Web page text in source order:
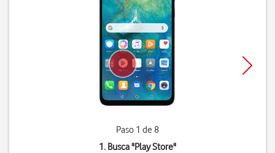
Paso 1 de 8
1. Busca "Play Store"